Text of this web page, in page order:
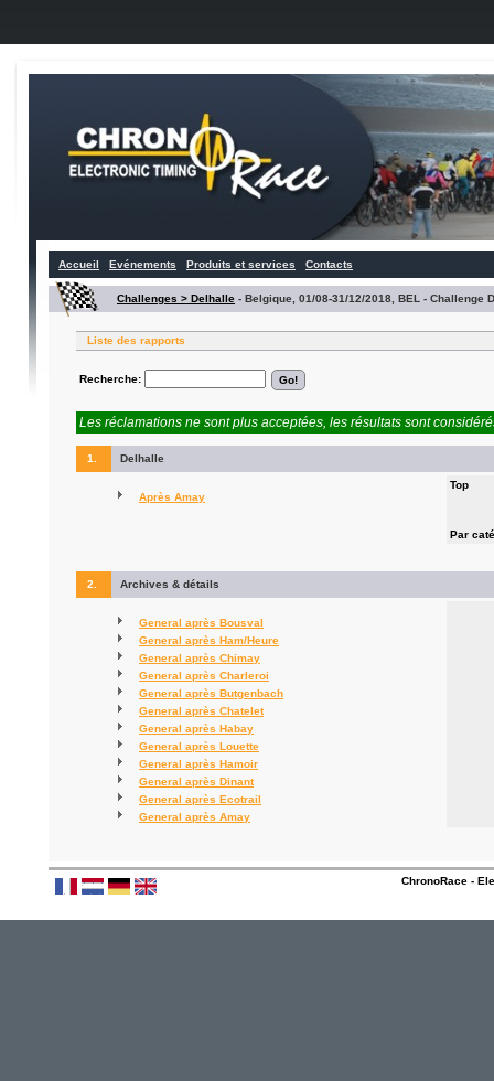
Accueil Evénements Produits et services Contacts
Challenges > Delhalle - Belgique, 01/08-31/12/2018, BEL - Challenge
Liste des rapports
Recherche:
Les réclamations ne sont plus acceptées, les résultats sont
1. Delhalle
Après Amay
Top
Par
2. Archives & détails
General après Bousval
General après Ham/Heure
General après Chimay
General après Charleroi
General après Butgenbach
General après Chatelet
General après Habay
General après Louette
General après Hamoir
General après Dinant
General après Ecotrail
General après Amay
ChronoRace -